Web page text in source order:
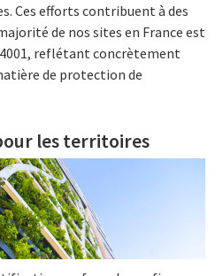
Ces efforts contribuent à des
de nos sites en France est
reflétant concrètement
de protection de
les territoires